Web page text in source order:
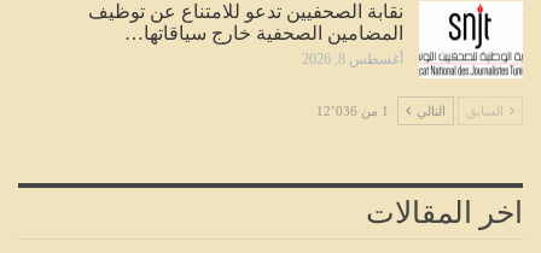
نقابة الصحفيين تدعو للامتناع عن توظيف
المضامين الصحفية خارج سياقاتها…
أغسطس 8, 2026
السابق التالي 1 من 12٬036
اخر المقالات